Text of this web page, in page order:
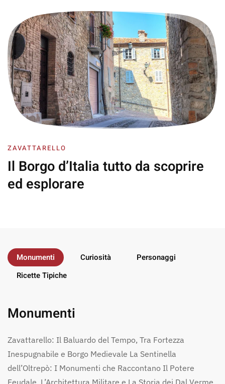
ZAVATTARELLO
Il Borgo d’Italia tutto da scoprire
ed esplorare
Monumenti Curiosità
Personaggi
Ricette Tipiche
Monumenti
Zavattarello: Il Baluardo del Tempo, Tra Fortezza
Inespugnabile e Borgo Medievale La Sentinella
dell’Oltrepò: I Monumenti che Raccontano Il Potere
Feudale, L’Architettura Militare e La Storia dei Dal Verme.